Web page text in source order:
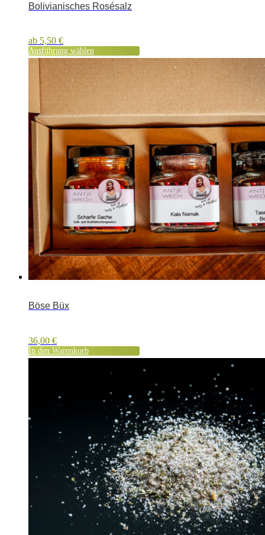
Bolivianisches Rosésalz
ab 5,50 €
Ausführung wählen
Böse Büx
36,00 €
In den Warenkorb